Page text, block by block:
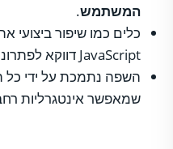
המשתמש.
כלים כמו שיפור
JavaScript דווקא לפתרונות מהירים וחסכוניים.
השפה נתמכת על ידי כל
שמאפשר אינטגרליות